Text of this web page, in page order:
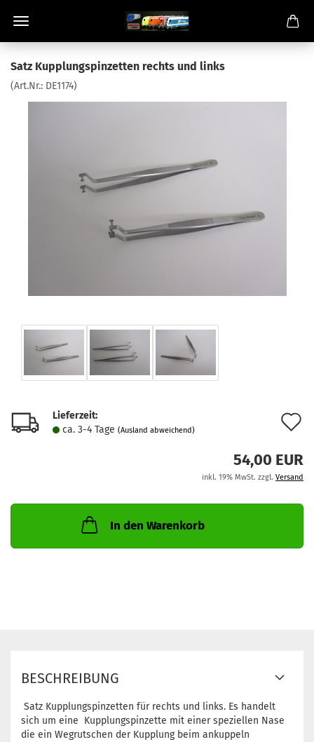
Satz Kupplungspinzetten rechts und links
(Art.Nr.: DE1174)
Lieferzeit:
ca. 3-4 Tage (Ausland abweichend)
54,00 EUR
inkl. 19% MwSt. zzgl. Versand
In den Warenkorb
BESCHREIBUNG
Satz Kupplungspinzetten für rechts und links. Es handelt
sich um eine Kupplungspinzette mit einer speziellen Nase
die ein Wegrutschen der Kupplung beim ankuppeln